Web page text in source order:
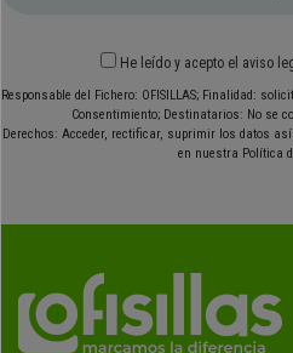
He leído y acepto el aviso
Responsable del Fichero: OFISILLAS; Finalidad:
Consentimiento; Destinatarios: No se
Derechos: Acceder, rectificar, suprimir los datos
en nuestra Política